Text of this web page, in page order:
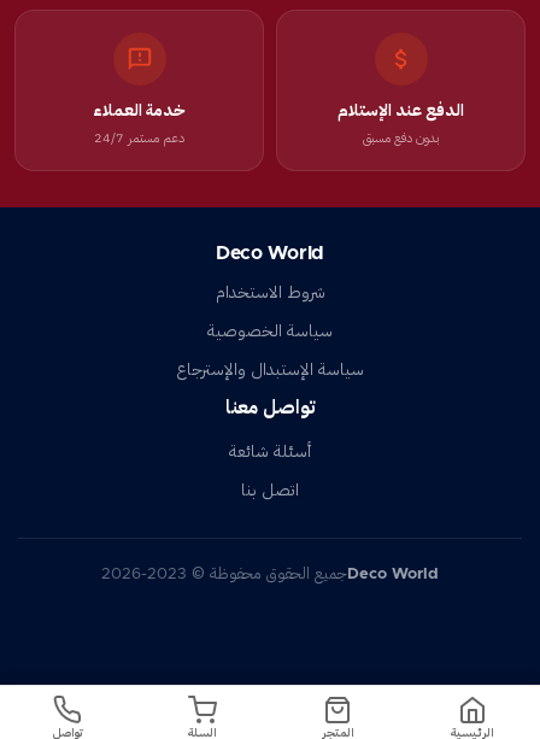
الدفع عند الإستلام
بدون دفع مسبق
خدمة العملاء
دعم مستمر 24/7
Deco World
شروط الاستخدام
سياسة الخصوصية
سياسة الإستبدال والإسترجاع
تواصل معنا
أسئلة شائعة
اتصل بنا
Deco World جميع الحقوق محفوظة © 2023-2026
الرئيسية المتجر السلة تواصل